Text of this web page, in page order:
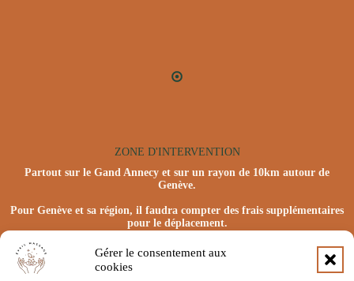
Gérer le consentement aux
cookies
ZONE D'INTERVENTION
Partout sur le Gand Annecy et sur un rayon de 10km autour de
Genève.
Pour Genève et sa région, il faudra compter des frais supplémentaires
pour le déplacement.